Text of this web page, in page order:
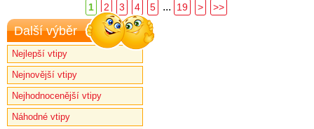
1 2 3 4 5 ... 19 > >>
Další výběr
Nejlepší vtipy
Nejnovější vtipy
Nejhodnocenější vtipy
Náhodné vtipy